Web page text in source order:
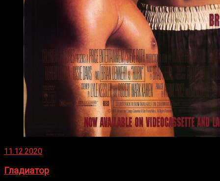
11.12.2020
Гладиатор